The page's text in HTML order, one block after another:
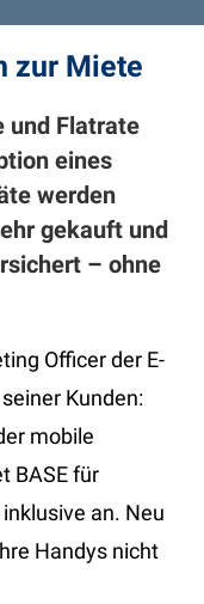
zur Miete
und Flatrate
eines
werden
gekauft und
– ohne
Officer der E-
Kunden:
mobile
BASE für
an. Neu
Handys nicht